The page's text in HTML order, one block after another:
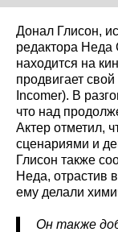
Донал Глисон,
редактора
находится на
продвигает
Incomer). В
что над
Актер отметил,
сценариями и
Глисон также
Неда, отрастив
ему делали
Он также